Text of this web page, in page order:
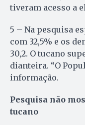
tiveram acesso a
5 – Na pesquisa
com 32,5% e os
30,2. O tucano
dianteira. “O
informação.
Pesquisa não
tucano